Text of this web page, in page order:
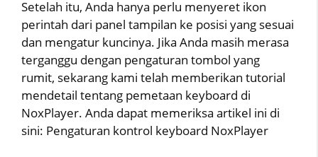
Setelah itu, Anda hanya perlu menyeret ikon
perintah dari panel tampilan ke posisi yang sesuai
dan mengatur kuncinya. Jika Anda masih merasa
terganggu dengan pengaturan tombol yang
rumit, sekarang kami telah memberikan tutorial
mendetail tentang pemetaan keyboard di
NoxPlayer. Anda dapat memeriksa artikel ini di
sini: Pengaturan kontrol keyboard NoxPlayer